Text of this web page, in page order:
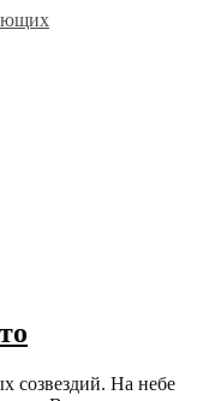
созвездий. На небе